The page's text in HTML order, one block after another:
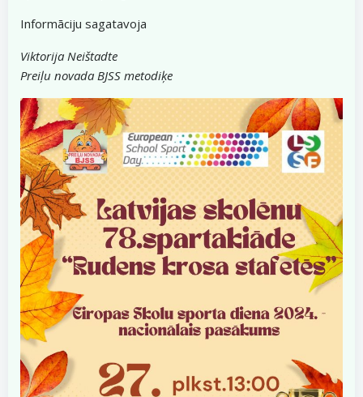
Informāciju sagatavoja
Viktorija Neištadte
Preiļu novada BJSS metodiķe